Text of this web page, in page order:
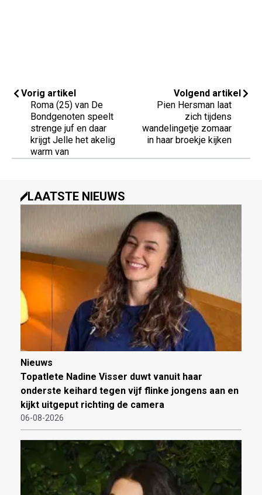
Vorig artikel
Roma (25) van De
Bondgenoten speelt
strenge juf en daar
krijgt Jelle het akelig
warm van
Volgend artikel
Pien Hersman laat
zich tijdens
wandelingetje zomaar
in haar broekje kijken
LAATSTE NIEUWS
Nieuws
Topatlete Nadine Visser duwt vanuit haar
onderste keihard tegen vijf flinke jongens aan en
kijkt uitgeput richting de camera
06-08-2026